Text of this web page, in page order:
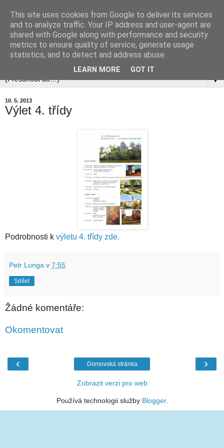
▼
10. 5. 2013
Výlet 4. třídy
Podrobnosti k výletu 4. třídy zde.
Petr Lunga v 7:55
Sdílet
Žádné komentáře:
Okomentovat
‹ ›
Domovská stránka
Zobrazit verzi pro web
Používá technologii služby Blogger.
This site uses cookies from Google to deliver its services
and to analyze traffic. Your IP address and user-agent are
shared with Google along with performance and security
metrics to ensure quality of service, generate usage
statistics, and to detect and address abuse.
LEARN MORE GOT IT